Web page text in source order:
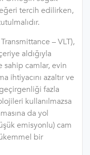
tercih edilirken,
– VLT),
aldığıyla
sahip camlar, evin
ihtiyacını azaltır ve
fazla
kullanılmazsa
da yol
emisyonlu) cam
bir